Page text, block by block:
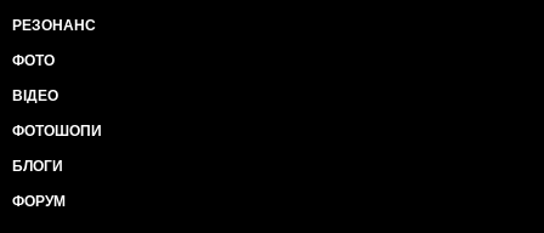
РЕЗОНАНС
ФОТО
ВІДЕО
ФОТОШОПИ
БЛОГИ
ФОРУМ